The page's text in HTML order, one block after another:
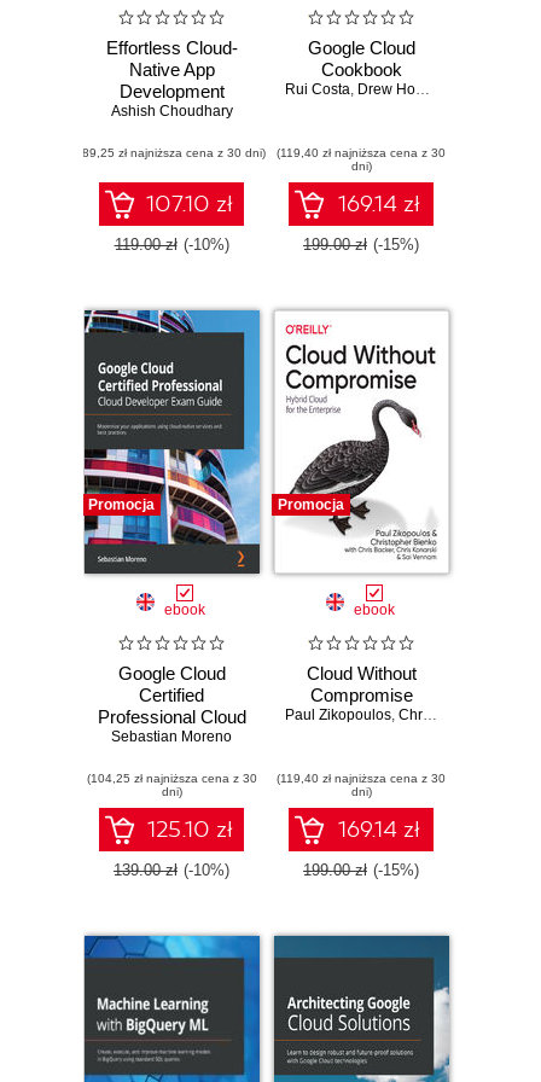
Effortless Cloud-
Native App
Development
Using Skaffold.
development and
deployment of
cloud-native Spring
Boot applications
on Kubernetes with
Ashish Choudhary
(89,25 zł najniższa cena z 30 dni)
107.10 zł
119.00 zł (-10%)
Google Cloud
Cookbook
Rui Costa, Drew Hodun
(119,40 zł najniższa cena z 30
dni)
169.14 zł
199.00 zł (-15%)
Promocja
ebook
Google Cloud
Certified
Professional Cloud
Developer Exam
your applications
using cloud-native
services and best
practices
Sebastian Moreno
(104,25 zł najniższa cena z 30
dni)
125.10 zł
139.00 zł (-10%)
Promocja
ebook
Cloud Without
Compromise
Paul Zikopoulos, Christopher Bienko
(119,40 zł najniższa cena z 30
dni)
169.14 zł
199.00 zł (-15%)